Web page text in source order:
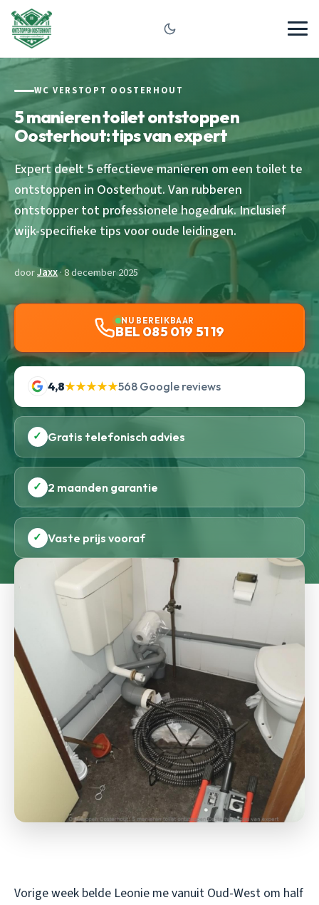
WC VERSTOPT OOSTERHOUT
5 manieren toilet ontstoppen
Oosterhout: tips van expert
Expert deelt 5 effectieve manieren om een toilet te
ontstoppen in Oosterhout. Van rubberen
ontstopper tot professionele hogedruk. Inclusief
wijk-specifieke tips voor oude leidingen.
doorJaxx· 8 december 2025
NU BEREIKBAAR
BEL 085 019 51 19
4,8★★★★★568 Google reviews
✓ Gratis telefonisch advies
✓ 2 maanden garantie
✓ Vaste prijs vooraf
Vorige week belde Leonie me vanuit Oud-West om half